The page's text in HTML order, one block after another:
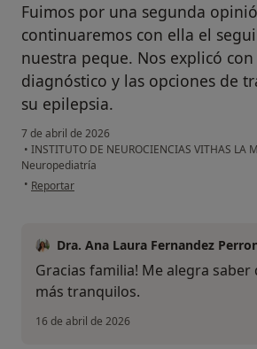
Fuimos por una segunda
continuaremos con ella el
nuestra peque. Nos explicó
diagnóstico y las opciones de
su epilepsia.
7 de abril de 2026
• INSTITUTO DE NEUROCIENCIAS VITHAS LA
Neuropediatría
• en opinión del usuario IA
Reportar
Dra. Ana Laura Fernandez
Gracias familia! Me alegra saber
más tranquilos.
16 de abril de 2026